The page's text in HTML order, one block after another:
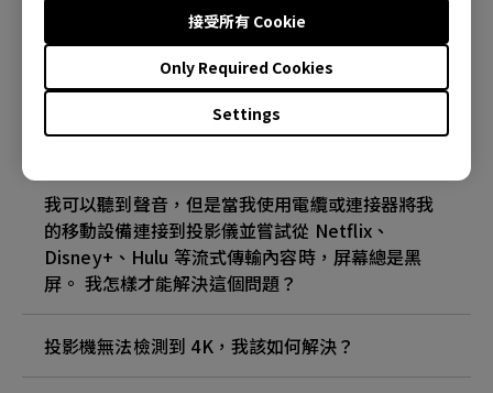
Settings
Only Required Cookies
接受所有 Cookie
什麼 HDMI 電纜版本與 4K HDR 兼容？
投影機在待機模式下變熱。 我該如何解決？
我可以聽到聲音，但是當我使用電纜或連接器將我
的移動設備連接到投影儀並嘗試從 Netflix、
Disney+、Hulu 等流式傳輸內容時，屏幕總是黑
屏。 我怎樣才能解決這個問題？
投影機無法檢測到 4K，我該如何解決？